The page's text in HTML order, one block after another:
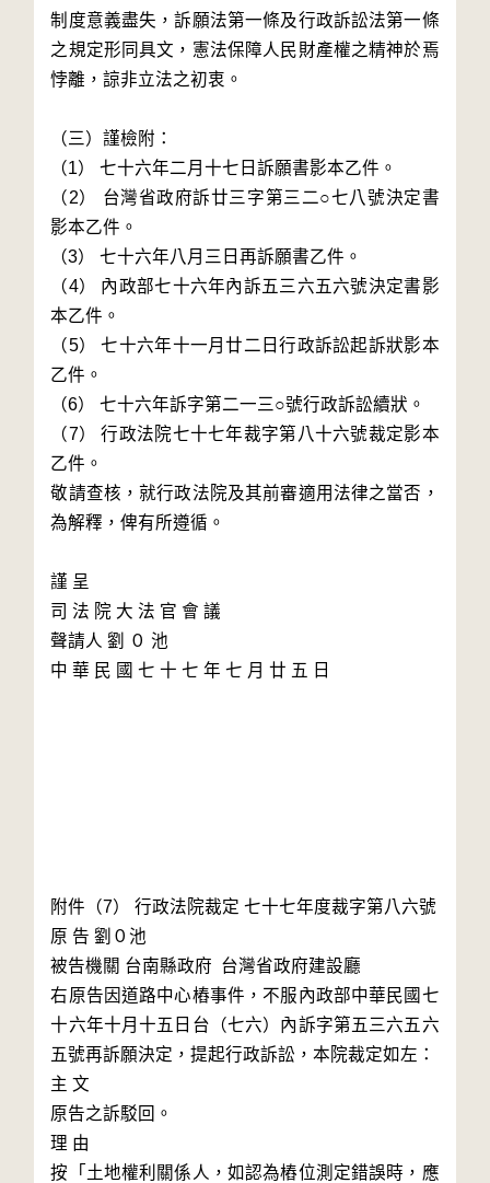
制度意義盡失，訴願法第一條及行政訴訟法第一條
之規定形同具文，憲法保障人民財產權之精神於焉
悖離，諒非立法之初衷。
（三）謹檢附：
（1） 七十六年二月十七日訴願書影本乙件。
（2） 台灣省政府訴廿三字第三二○七八號決定書
影本乙件。
（3） 七十六年八月三日再訴願書乙件。
（4） 內政部七十六年內訴五三六五六號決定書影
本乙件。
（5） 七十六年十一月廿二日行政訴訟起訴狀影本
乙件。
（6） 七十六年訴字第二一三○號行政訴訟續狀。
（7） 行政法院七十七年裁字第八十六號裁定影本
乙件。
敬請查核，就行政法院及其前審適用法律之當否，
為解釋，俾有所遵循。
謹 呈
司 法 院 大 法 官 會 議
聲請人 劉 ０ 池
中 華 民 國 七 十 七 年 七 月 廿 五 日
附件（7） 行政法院裁定 七十七年度裁字第八六號
原 告 劉０池
被告機關 台南縣政府  台灣省政府建設廳
右原告因道路中心樁事件，不服內政部中華民國七
十六年十月十五日台（七六）內訴字第五三六五六
五號再訴願決定，提起行政訴訟，本院裁定如左：
主 文
原告之訴駁回。
理 由
按「土地權利關係人，如認為樁位測定錯誤時，應